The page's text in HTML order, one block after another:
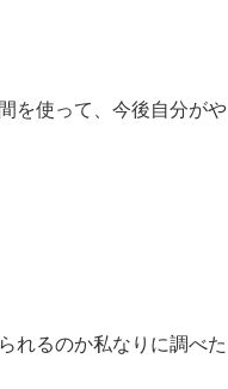
を使って、今後自分がや
れるのか私なりに調べた